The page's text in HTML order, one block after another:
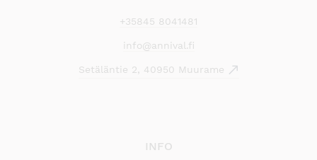
+35845 8041481
info@annival.fi
Setäläntie 2, 40950 Muurame
INFO